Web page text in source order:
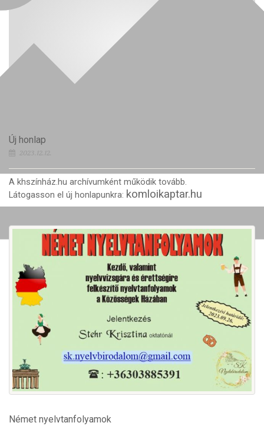
Új honlap
2023.12.12.
A khszínház.hu archívumként működik tovább.
Látogasson el új honlapunkra: komloikaptar.hu
Német nyelvtanfolyamok